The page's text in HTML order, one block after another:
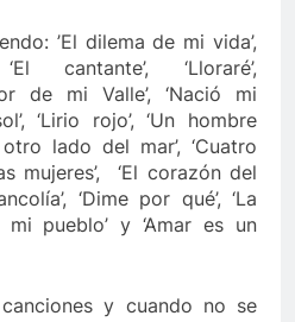
’El dilema de mi vida’,
cantante’, ‘Lloraré’,
de mi Valle’, ‘Nació mi
‘Lirio rojo’, ‘Un hombre
otro lado del mar’, ‘Cuatro
mujeres’, ‘El corazón del
‘Dime por qué’, ‘La
mi pueblo’ y ‘Amar es un
y cuando no se